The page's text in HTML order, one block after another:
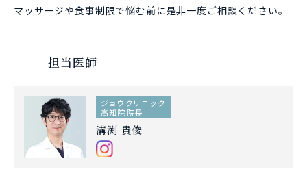
マッサージや食事制限で悩む前に是非一度ご相談ください。
担当医師
ジョウクリニック
高知院 院長
溝渕 貴俊